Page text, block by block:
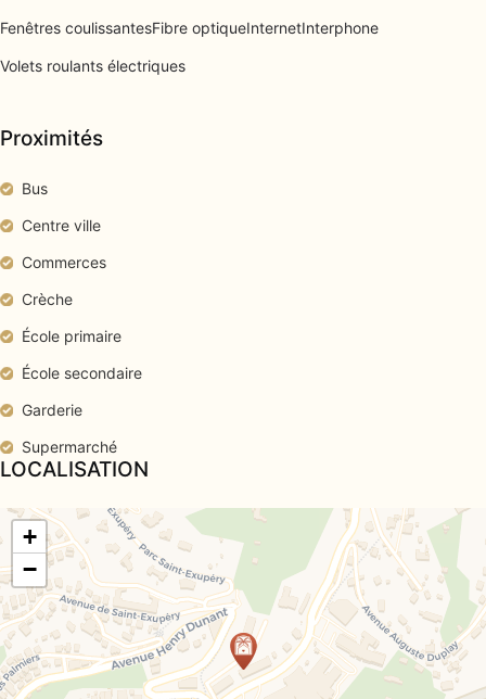
Fenêtres coulissantesFibre optiqueInternetInterphone
Volets roulants électriques
Proximités
Bus
Centre ville
Commerces
Crèche
École primaire
École secondaire
Garderie
Supermarché
LOCALISATION
+
−